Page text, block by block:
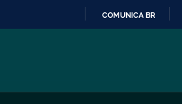
CONTEÚDO
COMUNICA BR